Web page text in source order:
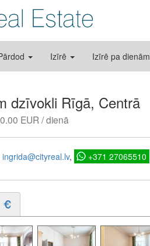
Izīrē Izīrē pa dienām
dzīvokli Rīgā, Centrā
EUR / dienā
ingrida@cityreal.lv +371 27065510